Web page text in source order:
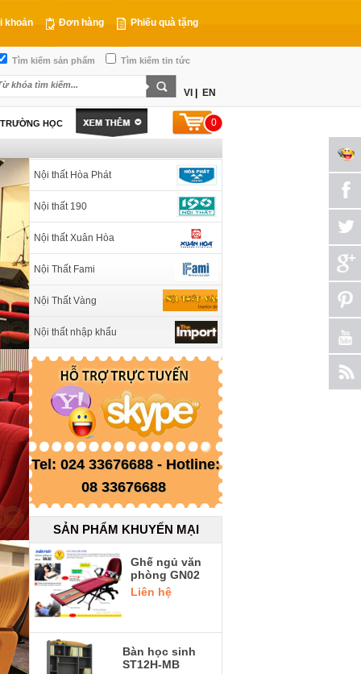
khoản Đơn hàng Phiếu quà tặng
Tìm kiếm sản phẩm Tìm kiếm tin tức
VI EN
HỌC 0
Nội thất Hòa Phát
Nội thất 190
Nội thất Xuân Hòa
Nội Thất Fami
Nội Thất Vàng
Nội thất nhập khẩu
Tel: 024 33676688 - Hotline:
08 33676688
SẢN PHẨM KHUYẾN MẠI
Ghế ngủ văn
phòng GN02
Liên hệ
Bàn học sinh
ST12H-MB